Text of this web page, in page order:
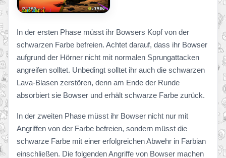
In der ersten Phase müsst ihr Bowsers Kopf von der
schwarzen Farbe befreien. Achtet darauf, dass ihr Bowser
aufgrund der Hörner nicht mit normalen Sprungattacken
angreifen solltet. Unbedingt solltet ihr auch die schwarzen
Lava-Blasen zerstören, denn am Ende der Runde
absorbiert sie Bowser und erhält schwarze Farbe zurück.
In der zweiten Phase müsst ihr Bowser nicht nur mit
Angriffen von der Farbe befreien, sondern müsst die
schwarze Farbe mit einer erfolgreichen Abwehr in Farbian
einschließen. Die folgenden Angriffe von Bowser machen